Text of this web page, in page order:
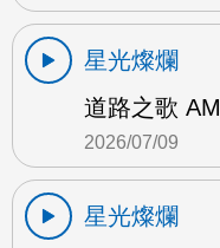
星光燦爛
道路之歌 AM
2026/07/09
星光燦爛